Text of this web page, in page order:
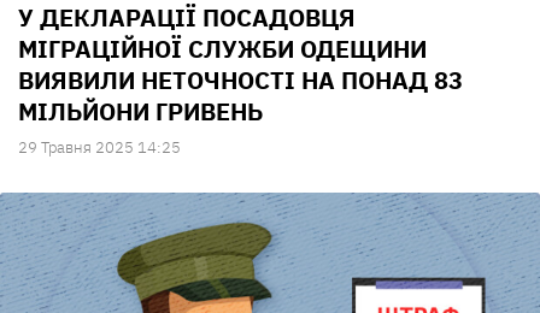
У ДЕКЛАРАЦІЇ ПОСАДОВЦЯ
МІГРАЦІЙНОЇ СЛУЖБИ ОДЕЩИНИ
ВИЯВИЛИ НЕТОЧНОСТІ НА ПОНАД 83
МІЛЬЙОНИ ГРИВЕНЬ
29 Травня 2025 14:25